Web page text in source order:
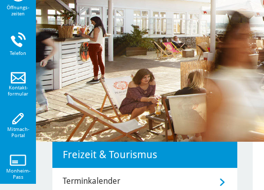
Freizeit & Tourismus
Terminkalender
Öffnungs-
zeiten
Telefon
Kontakt-
formular
Mitmach-
Portal
Monheim-
Pass
zu